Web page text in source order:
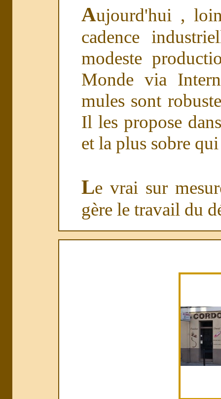
Aujourd'hui ,
cadence
modeste
Monde via
mules sont
Il les propose
et la plus sobre
Le vrai sur
gère le travail du